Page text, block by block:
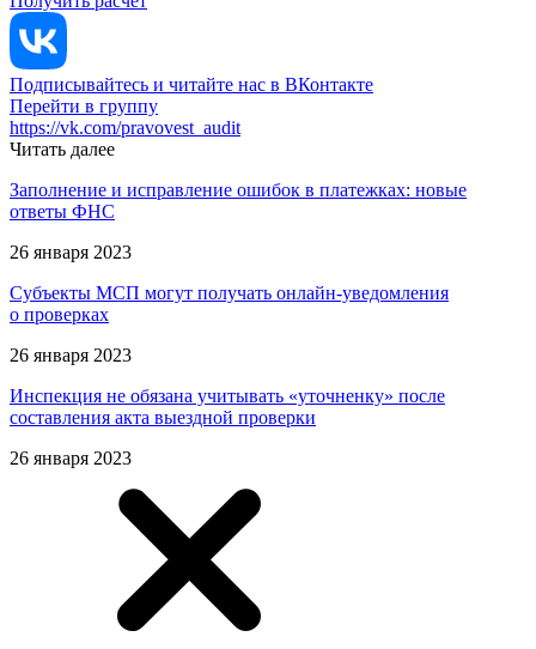
Подписывайтесь и читайте нас в ВКонтакте
Перейти в группу
https://vk.com/pravovest_audit
Читать далее
Заполнение и исправление ошибок в платежках: новые
ответы ФНС
26 января 2023
Субъекты МСП могут получать онлайн-уведомления
о проверках
26 января 2023
Инспекция не обязана учитывать «уточненку» после
составления акта выездной проверки
26 января 2023